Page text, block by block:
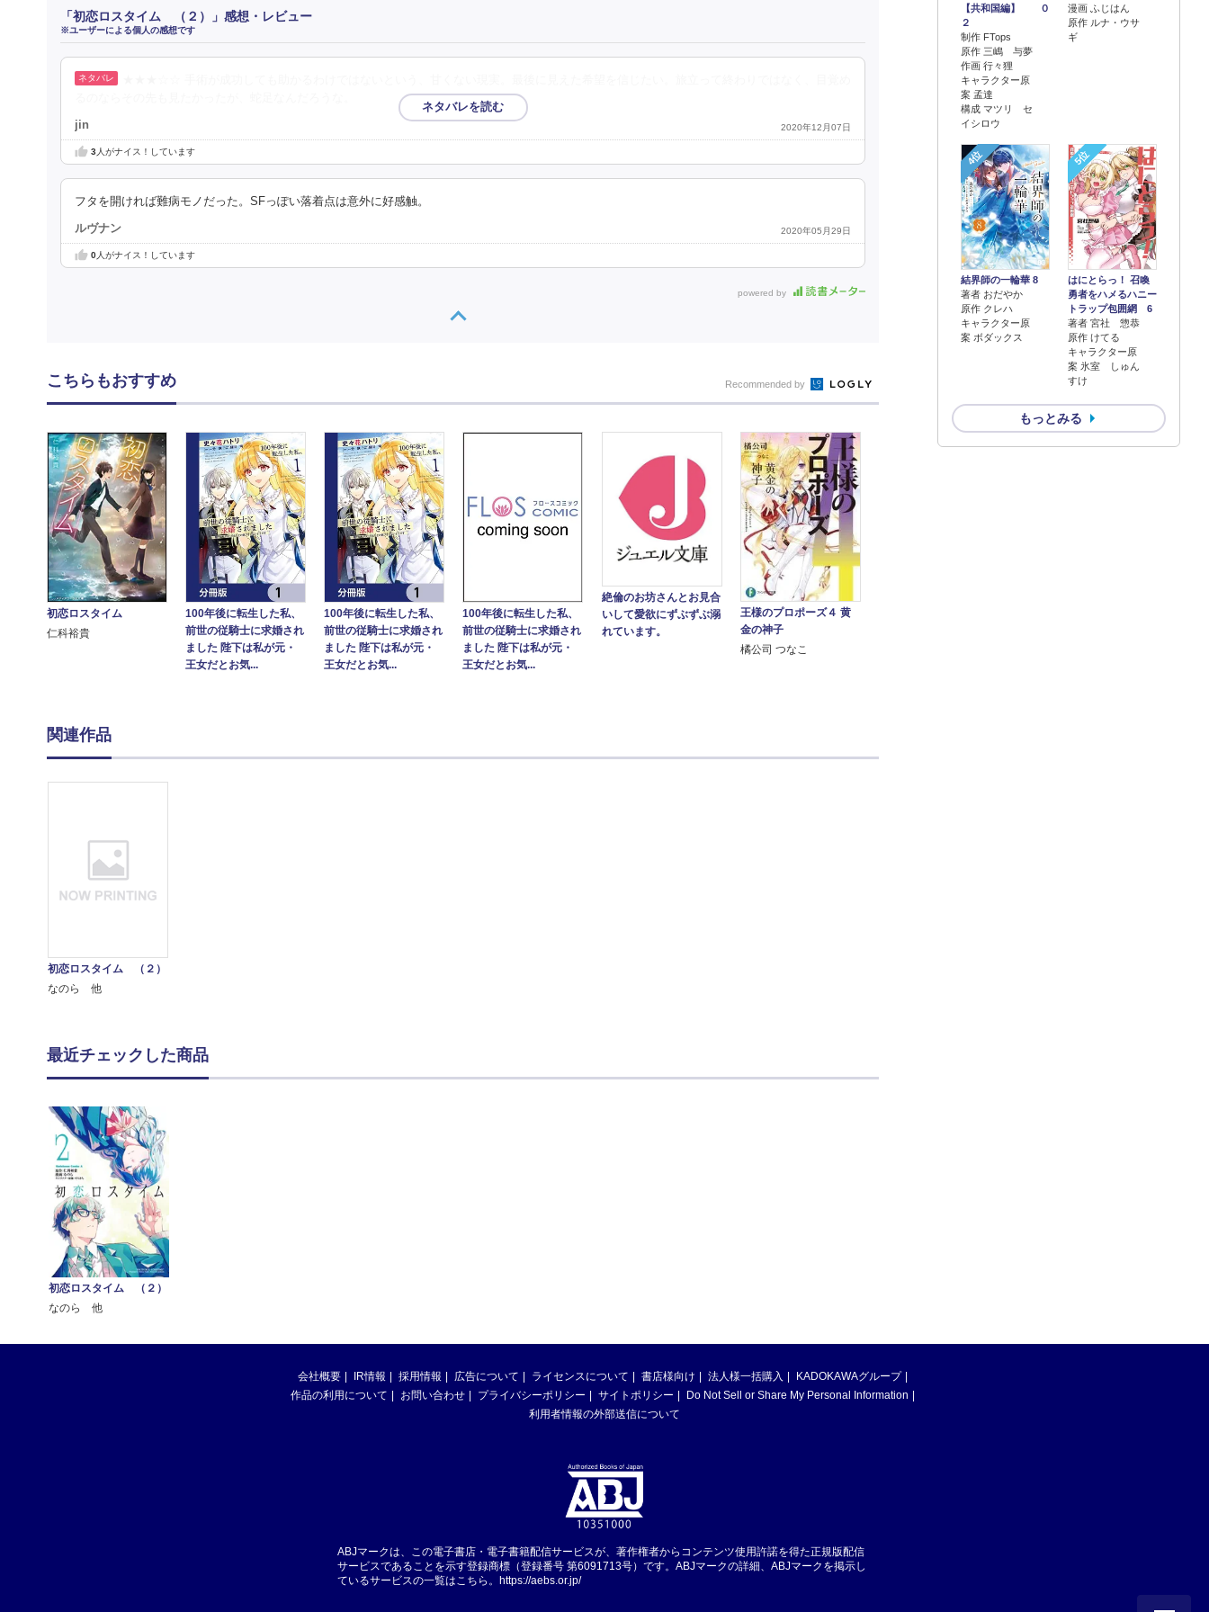
「初恋ロスタイム （２）」感想・レビュー
※ユーザーによる個人の感想です
jin 2020年12月07日
3人がナイス！しています
フタを開ければ難病モノだった。SFっぽい落着点は意外に好感触。
ルヴナン 2020年05月29日
0人がナイス！しています
powered by
【共和国編】 ０
２
制作 FTops
原作 三嶋 与夢
作画 行々狸
キャラクター原
案 孟達
構成 マツリ セ
イシロウ
漫画 ふじはん
原作 ルナ・ウサ
ギ
4位
結界師の一輪華 8
著者 おだやか
原作 クレハ
キャラクター原
案 ボダックス
5位
はにとらっ！ 召喚
勇者をハメるハニー
トラップ包囲網 6
著者 宮社 惣恭
原作 けてる
キャラクター原
案 氷室 しゅん
すけ
もっとみる
こちらもおすすめ Recommended by
初恋ロスタイム
仁科裕貴
100年後に転生した私、
前世の従騎士に求婚され
ました 陛下は私が元・
王女だとお気...
100年後に転生した私、
前世の従騎士に求婚され
ました 陛下は私が元・
王女だとお気...
100年後に転生した私、
前世の従騎士に求婚され
ました 陛下は私が元・
王女だとお気...
絶倫のお坊さんとお見合
いして愛欲にずぶずぶ溺
れています。
王様のプロポーズ４ 黄
金の神子
橘公司 つなこ
関連作品
初恋ロスタイム （２）
なのら 他
最近チェックした商品
初恋ロスタイム （２）
なのら 他
会社概要 IR情報 採用情報 広告について ライセンスについて 書店様向け 法人様一括購入
KADOKAWAグループ
作品の利用について
お問い合わせ プライバシーポリシー サイトポリシー
Do Not Sell or Share My Personal Information
利用者情報の外部送信について
ABJマークは、この電子書店・電子書籍配信サービスが、著作権者からコンテンツ使用許諾を得た正規版配信
サービスであることを示す登録商標（登録番号 第6091713号）です。ABJマークの詳細、ABJマークを掲示し
ているサービスの一覧はこちら。 https://aebs.or.jp/